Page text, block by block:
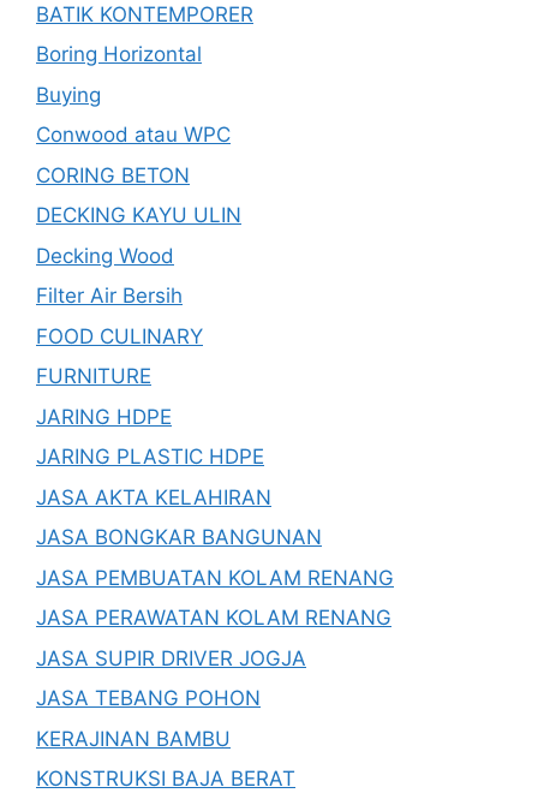
BATIK KONTEMPORER
Boring Horizontal
Buying
Conwood atau WPC
CORING BETON
DECKING KAYU ULIN
Decking Wood
Filter Air Bersih
FOOD CULINARY
FURNITURE
JARING HDPE
JARING PLASTIC HDPE
JASA AKTA KELAHIRAN
JASA BONGKAR BANGUNAN
JASA PEMBUATAN KOLAM RENANG
JASA PERAWATAN KOLAM RENANG
JASA SUPIR DRIVER JOGJA
JASA TEBANG POHON
KERAJINAN BAMBU
KONSTRUKSI BAJA BERAT